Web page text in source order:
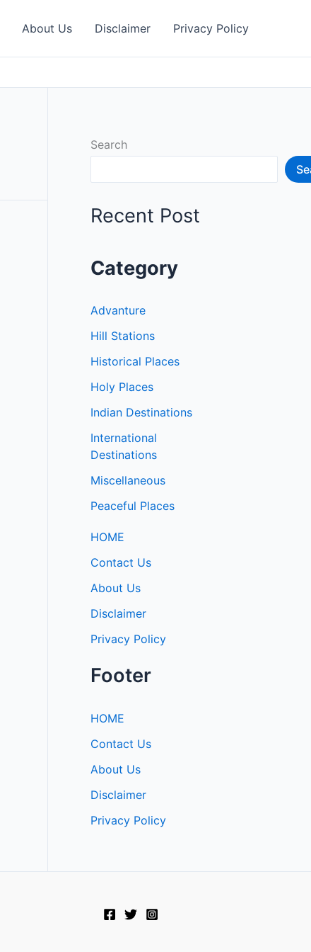
About Us Disclaimer Privacy Policy
Search
Recent Post
Category
Advanture
Hill Stations
Historical Places
Holy Places
Indian Destinations
International
Destinations
Miscellaneous
Peaceful Places
HOME
Contact Us
About Us
Disclaimer
Privacy Policy
Footer
HOME
Contact Us
About Us
Disclaimer
Privacy Policy